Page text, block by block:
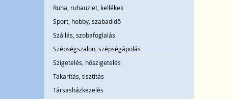
Ruha, ruhaüzlet, kellékek
Sport, hobby, szabadidő
Szállás, szobafoglalás
Szépségszalon, szépségápolás
Szigetelés, hőszigetelés
Takarítás, tisztítás
Társasházkezelés